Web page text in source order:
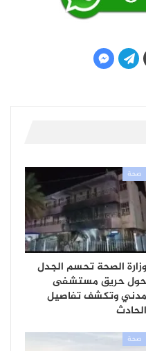
صحة
وزارة الصحة تحسم الجدل
حول حريق مستشفى
مدني وتكشف تفاصيل
الحادث
صحة